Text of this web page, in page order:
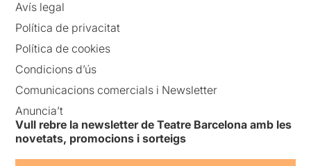
Avís legal
Política de privacitat
Política de cookies
Condicions d’ús
Comunicacions comercials i Newsletter
Anuncia’t
Vull rebre la newsletter de Teatre Barcelona amb les
novetats, promocions i sorteigs